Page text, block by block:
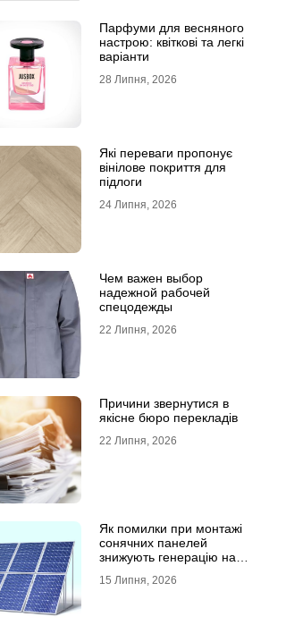
Парфуми для весняного
настрою: квіткові та легкі
варіанти
28 Липня, 2026
Які переваги пропонує
вінілове покриття для
підлоги
24 Липня, 2026
Чем важен выбор
надежной рабочей
спецодежды
22 Липня, 2026
Причини звернутися в
якісне бюро перекладів
22 Липня, 2026
Як помилки при монтажі
сонячних панелей
знижують генерацію на
15 Липня, 2026